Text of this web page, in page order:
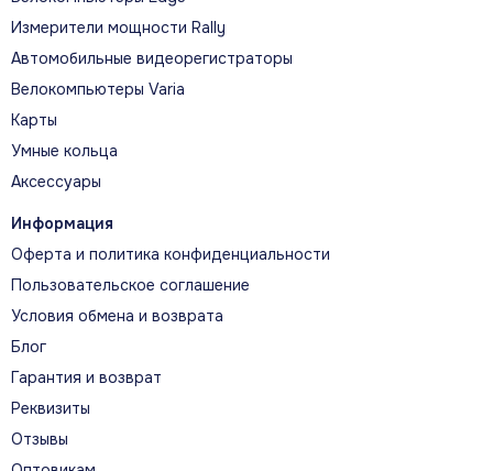
Измерители мощности Rally
Автомобильные видеорегистраторы
Велокомпьютеры Varia
Карты
Умные кольца
Аксессуары
Информация
Оферта и политика конфиденциальности
Пользовательское соглашение
Условия обмена и возврата
Блог
Гарантия и возврат
Реквизиты
Отзывы